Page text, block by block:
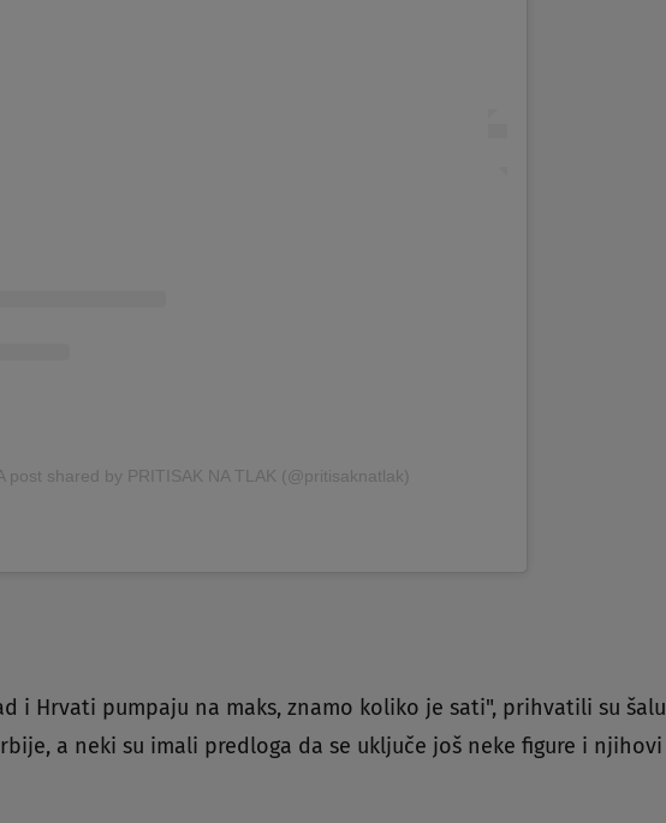
post shared by PRITISAK NA TLAK (@pritisaknatlak)
i Hrvati pumpaju na maks, znamo koliko je sati", prihvatili su šalu
a neki su imali predloga da se uključe još neke figure i njihovi